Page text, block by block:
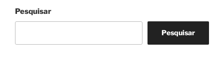
Pesquisar
Pesquisar